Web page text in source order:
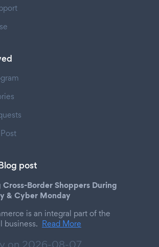
post
Border Shoppers During
& Cyber Monday
is an integral part of the
business. Read More